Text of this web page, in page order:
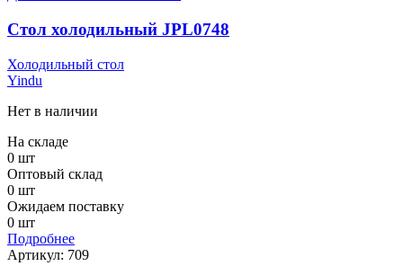
Стол холодильный JPL0748
Холодильный стол
Yindu
Нет в наличии
На складе
0 шт
Оптовый склад
0 шт
Ожидаем поставку
0 шт
Подробнее
Артикул: 709